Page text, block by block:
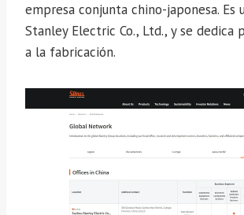
empresa conjunta chino-japonesa. Es
Stanley Electric Co., Ltd., y se dedica
a la fabricación.